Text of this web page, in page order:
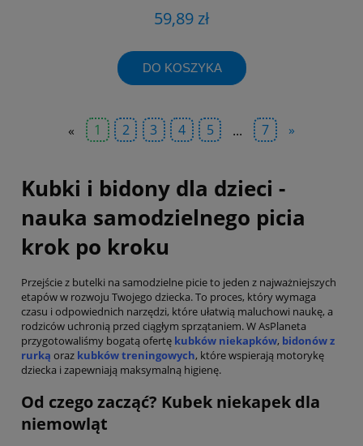
59,89 zł
DO KOSZYKA
« 1 2 3 4 5 ... 7 »
Kubki i bidony dla dzieci -
nauka samodzielnego picia
krok po kroku
Przejście z butelki na samodzielne picie to jeden z najważniejszych
etapów w rozwoju Twojego dziecka. To proces, który wymaga
czasu i odpowiednich narzędzi, które ułatwią maluchowi naukę, a
rodziców uchronią przed ciągłym sprzątaniem. W AsPlaneta
przygotowaliśmy bogatą ofertę kubków niekapków, bidonów z
rurką oraz kubków treningowych, które wspierają motorykę
dziecka i zapewniają maksymalną higienę.
Od czego zacząć? Kubek niekapek dla
niemowląt